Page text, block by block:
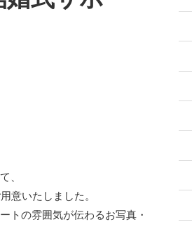
、
意いたしました。
トの雰囲気が伝わるお写真・